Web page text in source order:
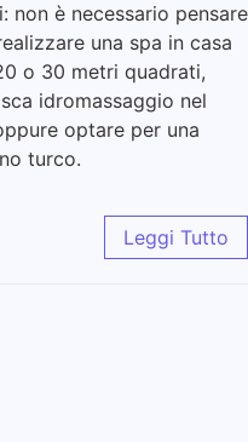
non è necessario pensare
una spa in casa
o 30 metri quadrati,
idromassaggio nel
optare per una
turco.
Leggi Tutto